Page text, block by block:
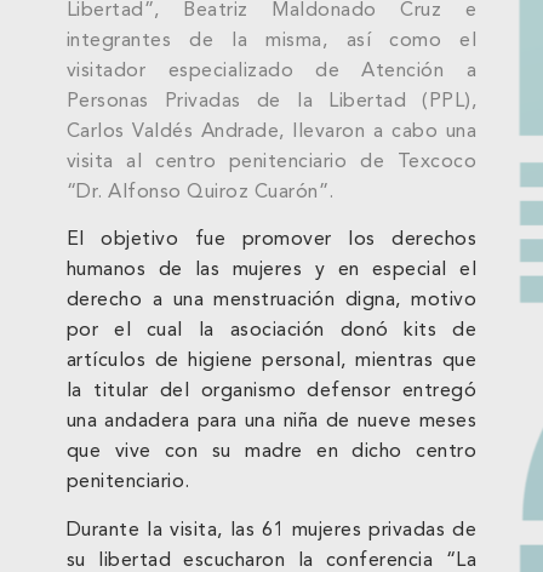
Libertad”, Beatriz Maldonado Cruz e
integrantes de la misma, así como el
visitador especializado de Atención a
Personas Privadas de la Libertad (PPL),
Carlos Valdés Andrade, llevaron a cabo una
visita al centro penitenciario de Texcoco
“Dr. Alfonso Quiroz Cuarón”.
El objetivo fue promover los derechos
humanos de las mujeres y en especial el
derecho a una menstruación digna, motivo
por el cual la asociación donó kits de
artículos de higiene personal, mientras que
la titular del organismo defensor entregó
una andadera para una niña de nueve meses
que vive con su madre en dicho centro
penitenciario.
Durante la visita, las 61 mujeres privadas de
su libertad escucharon la conferencia “La